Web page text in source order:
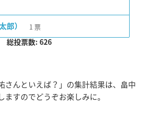
郎） 1 票
総投票数: 626
さんといえば？」の集計結果は、畠中
すのでどうぞお楽しみに。